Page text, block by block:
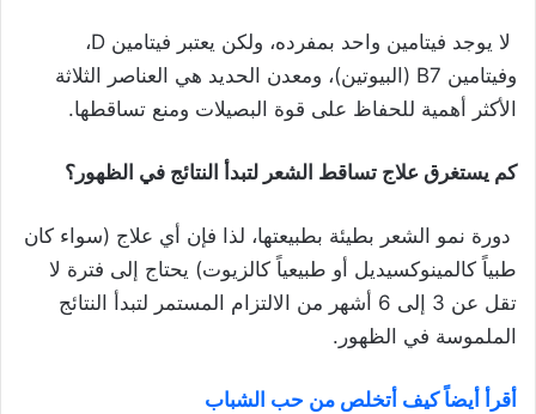
لا يوجد فيتامين واحد بمفرده، ولكن يعتبر فيتامين D،
وفيتامين B7 (البيوتين)، ومعدن الحديد هي العناصر الثلاثة
الأكثر أهمية للحفاظ على قوة البصيلات ومنع تساقطها.
كم يستغرق علاج تساقط الشعر لتبدأ النتائج في الظهور؟
دورة نمو الشعر بطيئة بطبيعتها، لذا فإن أي علاج (سواء كان
طبياً كالمينوكسيديل أو طبيعياً كالزيوت) يحتاج إلى فترة لا
تقل عن 3 إلى 6 أشهر من الالتزام المستمر لتبدأ النتائج
الملموسة في الظهور.
أقرأ أيضاً كيف أتخلص من حب الشباب